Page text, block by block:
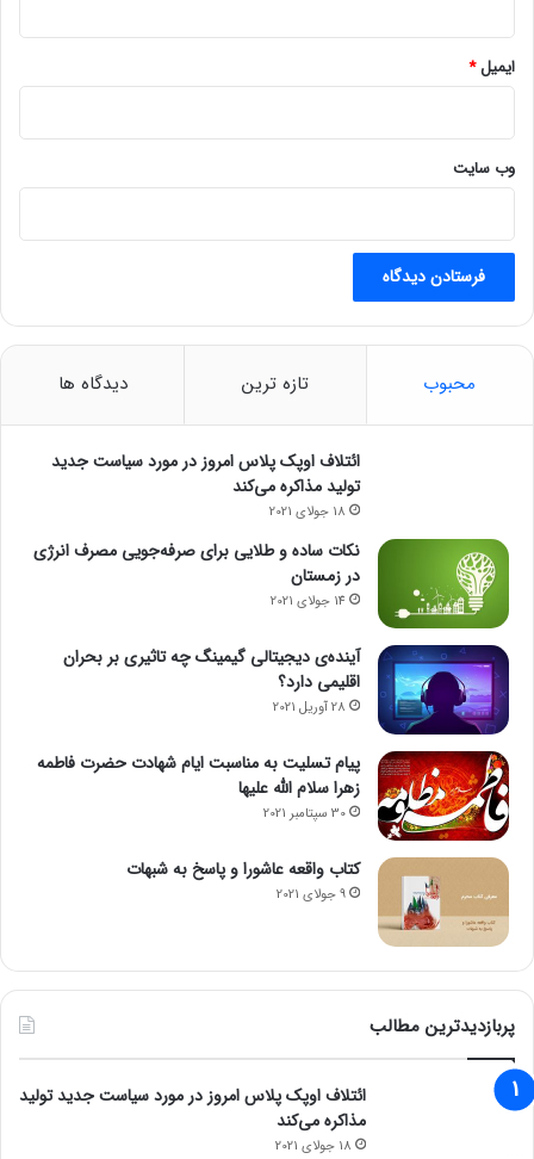
ک
ی
م
ب
ر
ق
ایمیل*
وب‌ سایت
محبوب تازه ترین دیدگاه ها
ائتلاف اوپک پلاس امروز در مورد سیاست جدید
تولید مذاکره می‌کند
18 جولای 2021
نکات ساده و طلایی برای صرفه‌جویی مصرف انرژی
در زمستان
14 جولای 2021
آینده‌ی دیجیتالی گیمینگ چه تاثیری بر بحران
اقلیمی دارد؟
28 آوریل 2021
پیام تسلیت به مناسبت ایام شهادت حضرت فاطمه
زهرا سلام الله علیها
30 سپتامبر 2021
کتاب واقعه عاشورا و پاسخ به شبهات
9 جولای 2021
پربازدیدترین مطالب
ائتلاف اوپک پلاس امروز در مورد سیاست جدید تولید
مذاکره می‌کند
18 جولای 2021